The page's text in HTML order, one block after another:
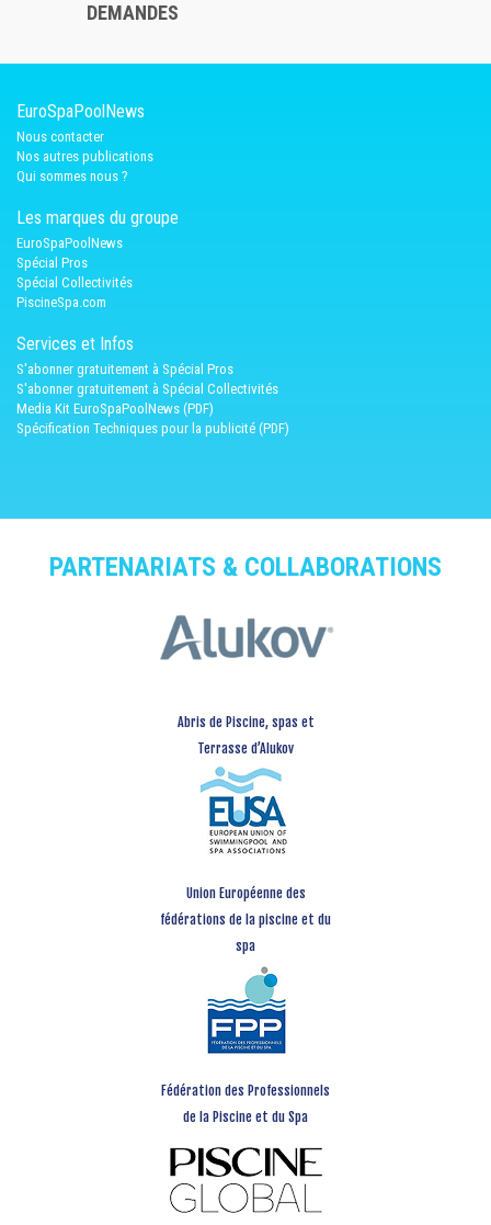
DEMANDES
EuroSpaPoolNews
Nous contacter
Nos autres publications
Qui sommes nous ?
Les marques du groupe
EuroSpaPoolNews
Spécial Pros
Spécial Collectivités
PiscineSpa.com
Services et Infos
S'abonner gratuitement à Spécial Pros
S'abonner gratuitement à Spécial Collectivités
Media Kit EuroSpaPoolNews (PDF)
Spécification Techniques pour la publicité (PDF)
PARTENARIATS & COLLABORATIONS
Abris de Piscine, spas et
Terrasse d’Alukov
Union Européenne des
fédérations de la piscine et du
spa
Fédération des Professionnels
de la Piscine et du Spa